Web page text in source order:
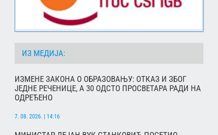
ИЗ МЕДИЈА:
ИЗМЕНЕ ЗАКОНА О ОБРАЗОВАЊУ: ОТКАЗ И ЗБОГ
ЈЕДНЕ РЕЧЕНИЦЕ, А 30 ОДСТО ПРОСВЕТАРА РАДИ НА
ОДРЕЂЕНО
7. 08. 2026. | 14:16